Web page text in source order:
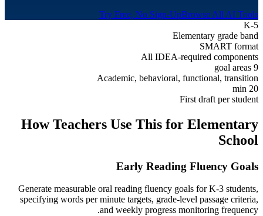
Try Free, No Sign-UpBrowse All AI Tools
K-5
Elementary grade band
SMART format
All IDEA-required components
9 goal areas
Academic, behavioral, functional, transition
20 min
First draft per student
How Teachers Use This for Elementary
School
Early Reading Fluency Goals
Generate measurable oral reading fluency goals for K-3 students,
specifying words per minute targets, grade-level passage criteria,
and weekly progress monitoring frequency.